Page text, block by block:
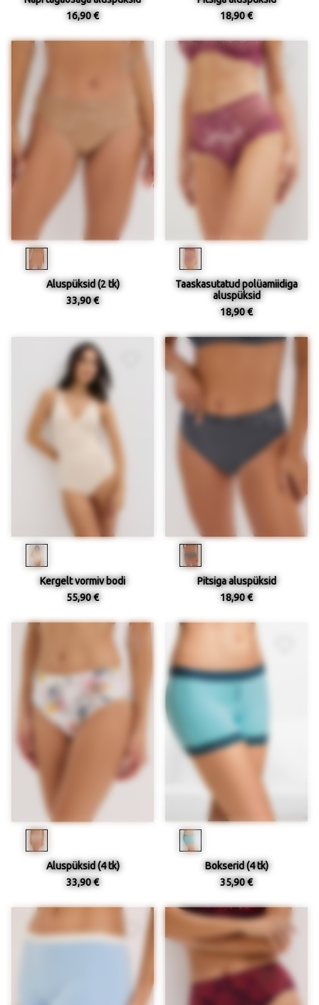
16,90 €
18,90 €
Aluspüksid (2 tk)
33,90 €
Taaskasutatud polüamiidiga
aluspüksid
18,90 €
Kergelt vormiv bodi
55,90 €
Pitsiga aluspüksid
18,90 €
Aluspüksid (4 tk)
33,90 €
Bokserid (4 tk)
35,90 €